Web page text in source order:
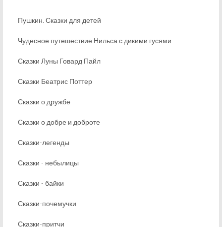
Пушкин. Сказки для детей
Чудесное путешествие Нильса с дикими гусями
Сказки Луны Говард Пайл
Сказки Беатрис Поттер
Сказки о дружбе
Сказки о добре и доброте
Сказки-легенды
Сказки - небылицы
Сказки - байки
Сказки-почемучки
Сказки-притчи